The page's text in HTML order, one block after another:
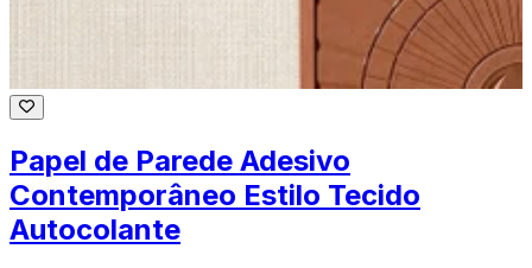
Papel de Parede Adesivo
Contemporâneo Estilo Tecido
Autocolante